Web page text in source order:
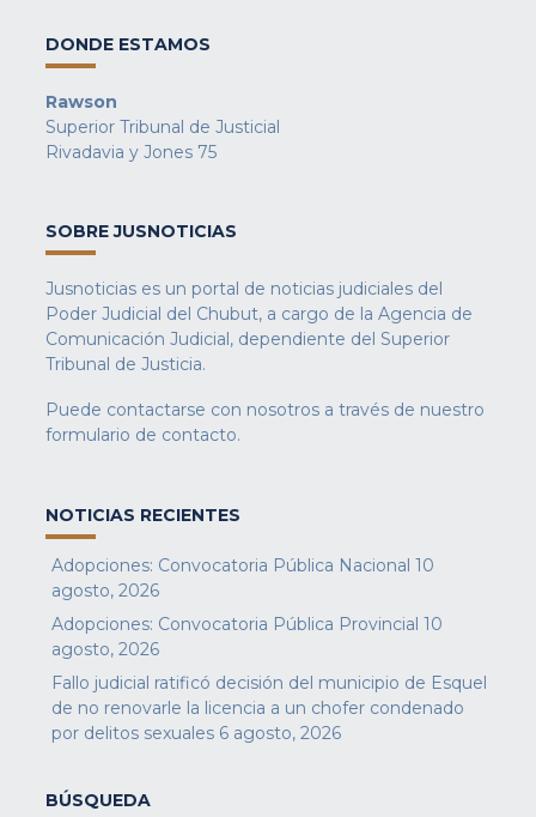
DONDE ESTAMOS
Rawson
Superior Tribunal de Justicial
Rivadavia y Jones 75
SOBRE JUSNOTICIAS
Jusnoticias es un portal de noticias judiciales del
Poder Judicial del Chubut, a cargo de la Agencia de
Comunicación Judicial, dependiente del Superior
Tribunal de Justicia.
Puede contactarse con nosotros a través de nuestro
formulario de contacto.
NOTICIAS RECIENTES
Adopciones: Convocatoria Pública Nacional 10
agosto, 2026
Adopciones: Convocatoria Pública Provincial 10
agosto, 2026
Fallo judicial ratificó decisión del municipio de Esquel
de no renovarle la licencia a un chofer condenado
por delitos sexuales 6 agosto, 2026
BÚSQUEDA